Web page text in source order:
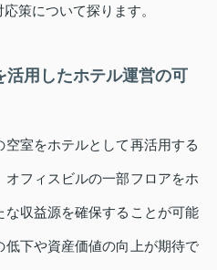
策について探ります。
活用したホテル運営の可
室をホテルとして再活用する
フィスビルの一部フロアをホ
収益源を確保することが可能
下や資産価値の向上が期待で